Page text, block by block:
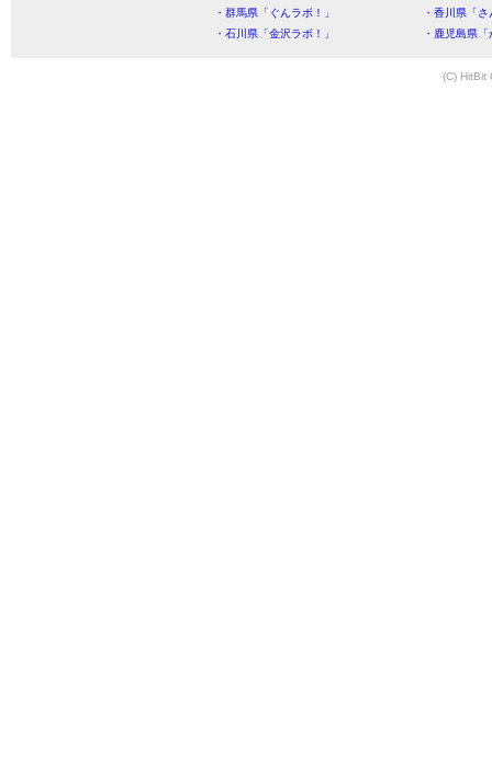
・群馬県「ぐんラボ！」
・香川県「
・石川県「金沢ラボ！」
・鹿児島県
(C) HitBit